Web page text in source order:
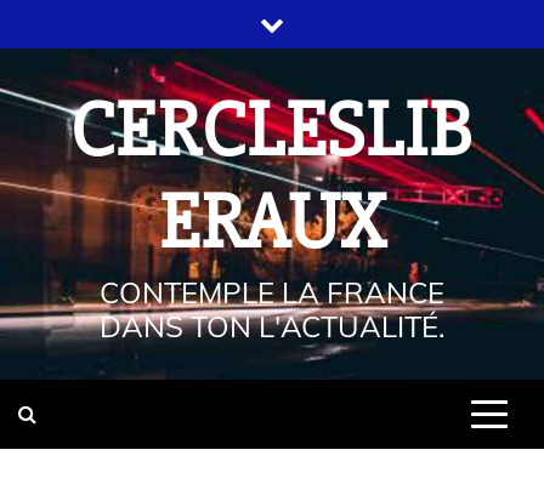
CERCLESLIB
ERAUX
CONTEMPLE LA FRANCE
DANS TON L'ACTUALITÉ.